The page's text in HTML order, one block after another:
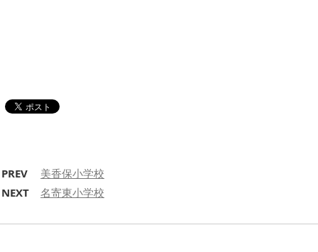
PREV
美香保小学校
NEXT
名寄東小学校